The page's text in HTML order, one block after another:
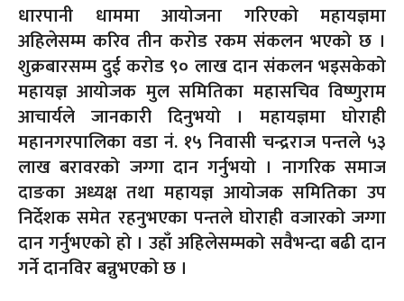
धारपानी धाममा आयोजना गरिएको महायज्ञमा
अहिलेसम्म करिव तीन करोड रकम संकलन भएको छ ।
शुक्रबारसम्म दुई करोड ९० लाख दान संकलन भइसकेको
महायज्ञ आयोजक मुल समितिका महासचिव विष्णुराम
आचार्यले जानकारी दिनुभयो । महायज्ञमा घोराही
महानगरपालिका वडा नं. १५ निवासी चन्द्रराज पन्तले ५३
लाख बरावरको जग्गा दान गर्नुभयो । नागरिक समाज
दाङका अध्यक्ष तथा महायज्ञ आयोजक समितिका उप
निर्देशक समेत रहनुभएका पन्तले घोराही वजारको जग्गा
दान गर्नुभएको हो । उहाँ अहिलेसम्मको सवैभन्दा बढी दान
गर्ने दानविर बन्नुभएको छ ।